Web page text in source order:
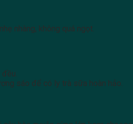
nhàng, không quá ngọt.
sáo để có ly trà sữa hoàn hảo.